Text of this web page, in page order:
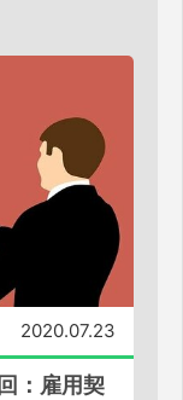
2020.07.23
：雇用契